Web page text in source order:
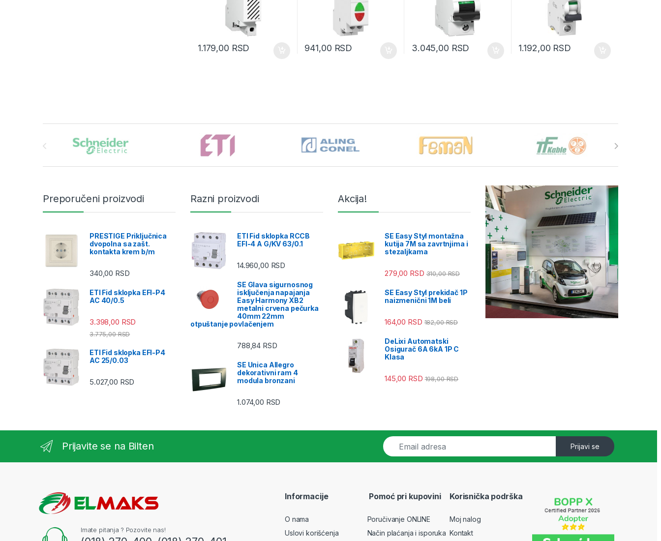
1.179,00 RSD 941,00 RSD 3.045,00 RSD 1.192,00 RSD
Preporučeni proizvodi
PRESTIGE Priključnica
dvopolna sa zašt.
kontakta krem b/m
340,00 RSD
ETI Fid sklopka EFI-P4
AC 40/0.5
3.398,00 RSD
3.775,00RSD
ETI Fid sklopka EFI-P4
AC 25/0.03
5.027,00 RSD
Razni proizvodi
ETI Fid sklopka RCCB
EFI-4 A G/KV 63/0.1
14.960,00 RSD
SE Glava sigurnosnog
isključenja napajanja
Easy Harmony XB2
metalni crvena pečurka
40mm 22mm
otpuštanje povlačenjem
788,84 RSD
SE Unica Allegro
dekorativni ram 4
modula bronzani
1.074,00 RSD
Akcija!
SE Easy Styl montažna
kutija 7M sa zavrtnjima i
stezaljkama
279,00 RSD 310,00RSD
SE Easy Styl prekidač 1P
naizmenični 1M beli
164,00 RSD 182,00RSD
DeLixi Automatski
Osigurač 6A 6kA 1P C
Klasa
145,00 RSD 198,00RSD
Prijavite se na Bilten
E
m
a
Prijavi se
Imate pitanja ? Pozovite nas!
Informacije
O nama
Uslovi korišćenja
Pomoć pri kupovini
Poručivanje ONLINE
Način plaćanja i isporuka
Korisnička podrška
Moj nalog
Kontakt